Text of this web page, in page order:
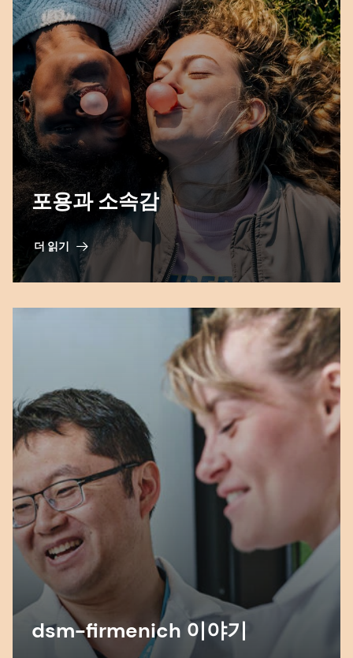
포용과 소속감
더 읽기
dsm-firmenich 이야기